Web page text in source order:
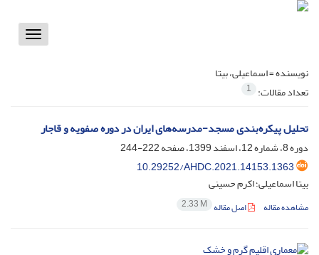
Toggle
نویسنده =اسماعیلی، بیتا
تعداد مقالات: 1
تحلیل پیکره‌بندی مسجد-مدرسه‌های ایران در دوره صفویه و قاجار
دوره 8، شماره 12، اسفند 1399، صفحه
222-244
10.29252/AHDC.2021.14153.1363
بیتا اسماعیلی؛ اکرم حسینی
مشاهده مقاله اصل مقاله 2.33 M